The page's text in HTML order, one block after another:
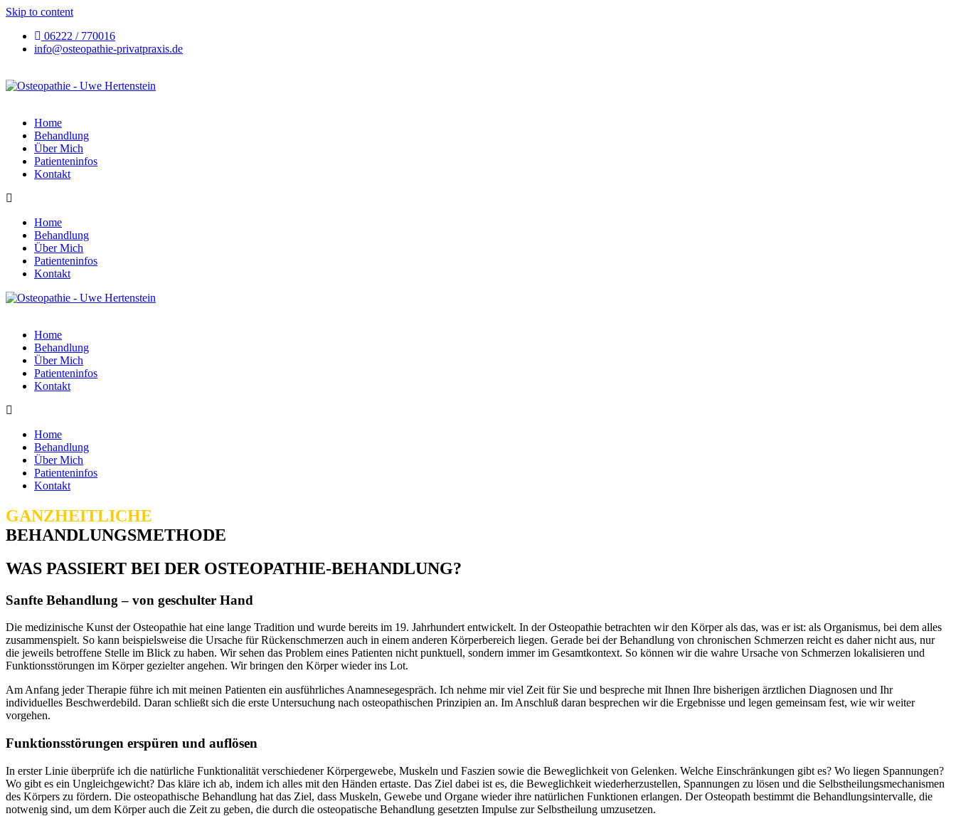
Skip to content
06222 / 770016
info@osteopathie-privatpraxis.de
Home
Behandlung
Über Mich
Patienteninfos
Kontakt
Home
Behandlung
Über Mich
Patienteninfos
Kontakt
Home
Behandlung
Über Mich
Patienteninfos
Kontakt
Home
Behandlung
Über Mich
Patienteninfos
Kontakt
GANZHEITLICHE
BEHANDLUNGSMETHODE
WAS PASSIERT BEI DER OSTEOPATHIE-BEHANDLUNG?
Sanfte Behandlung – von geschulter Hand
Die medizinische Kunst der Osteopathie hat eine lange Tradition und wurde bereits im 19. Jahrhundert entwickelt. In der Osteopathie betrachten wir den Körper als das, was er ist: als Organismus, bei dem alles
zusammenspielt. So kann beispielsweise die Ursache für Rückenschmerzen auch in einem anderen Körperbereich liegen. Gerade bei der Behandlung von chronischen Schmerzen reicht es daher nicht aus, nur
die jeweils betroffene Stelle im Blick zu haben. Wir sehen das Problem eines Patienten nicht punktuell, sondern immer im Gesamtkontext. So können wir die wahre Ursache von Schmerzen lokalisieren und
Funktionsstörungen im Körper gezielter angehen. Wir bringen den Körper wieder ins Lot.
Am Anfang jeder Therapie führe ich mit meinen Patienten ein ausführliches Anamnesegespräch. Ich nehme mir viel Zeit für Sie und bespreche mit Ihnen Ihre bisherigen ärztlichen Diagnosen und Ihr
individuelles Beschwerdebild. Daran schließt sich die erste Untersuchung nach osteopathischen Prinzipien an. Im Anschluß daran besprechen wir die Ergebnisse und legen gemeinsam fest, wie wir weiter
vorgehen.
Funktionsstörungen erspüren und auflösen
In erster Linie überprüfe ich die natürliche Funktionalität verschiedener Körpergewebe, Muskeln und Faszien sowie die Beweglichkeit von Gelenken. Welche Einschränkungen gibt es? Wo liegen Spannungen?
Wo gibt es ein Ungleichgewicht? Das kläre ich ab, indem ich alles mit den Händen ertaste. Das Ziel dabei ist es, die Beweglichkeit wiederherzustellen, Spannungen zu lösen und die Selbstheilungsmechanismen
des Körpers zu fördern. Die osteopathische Behandlung hat das Ziel, dass Muskeln, Gewebe und Organe wieder ihre natürlichen Funktionen erlangen. Der Osteopath bestimmt die Behandlungsintervalle, die
notwenig sind, um dem Körper auch die Zeit zu geben, die durch die osteopatische Behandlung gesetzten Impulse zur Selbstheilung umzusetzen.